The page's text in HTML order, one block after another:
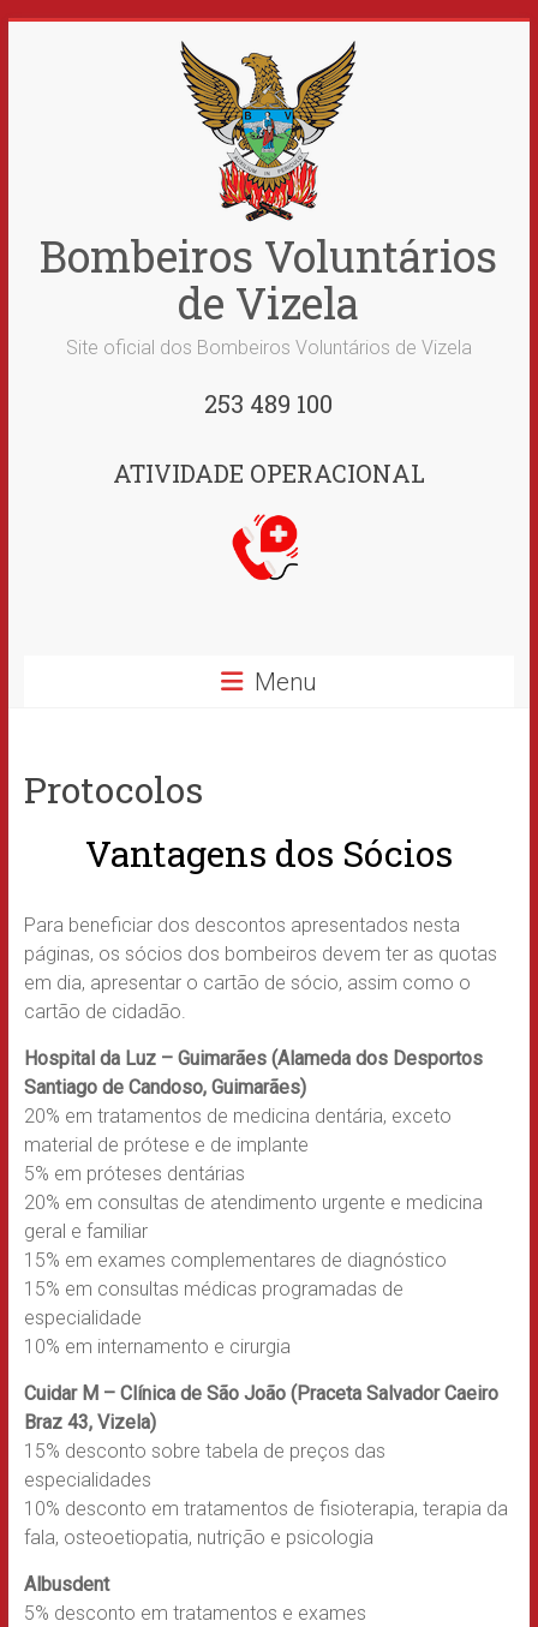
Bombeiros Voluntários
de Vizela
Site oficial dos Bombeiros Voluntários de Vizela
253 489 100
ATIVIDADE OPERACIONAL
Menu
Protocolos
Vantagens dos Sócios
Para beneficiar dos descontos apresentados nesta
páginas, os sócios dos bombeiros devem ter as quotas
em dia, apresentar o cartão de sócio, assim como o
cartão de cidadão.
Hospital da Luz – Guimarães (Alameda dos Desportos
Santiago de Candoso, Guimarães)
20% em tratamentos de medicina dentária, exceto
material de prótese e de implante
5% em próteses dentárias
20% em consultas de atendimento urgente e medicina
geral e familiar
15% em exames complementares de diagnóstico
15% em consultas médicas programadas de
especialidade
10% em internamento e cirurgia
Cuidar M – Clínica de São João (Praceta Salvador Caeiro
Braz 43, Vizela)
15% desconto sobre tabela de preços das
especialidades
10% desconto em tratamentos de fisioterapia, terapia da
fala, osteoetiopatia, nutrição e psicologia
Albusdent
5% desconto em tratamentos e exames